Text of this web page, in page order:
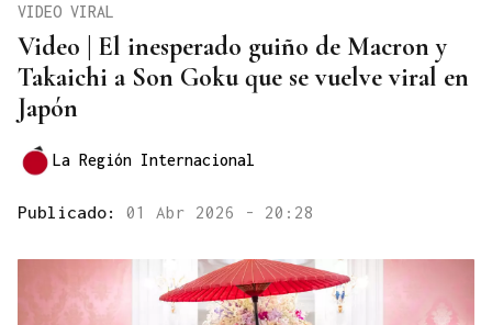
Video | El inesperado guiño de Macron y
Takaichi a Son Goku que se vuelve viral en
Japón
VIDEO VIRAL
La Región Internacional
Publicado: 01 Abr 2026 - 20:28